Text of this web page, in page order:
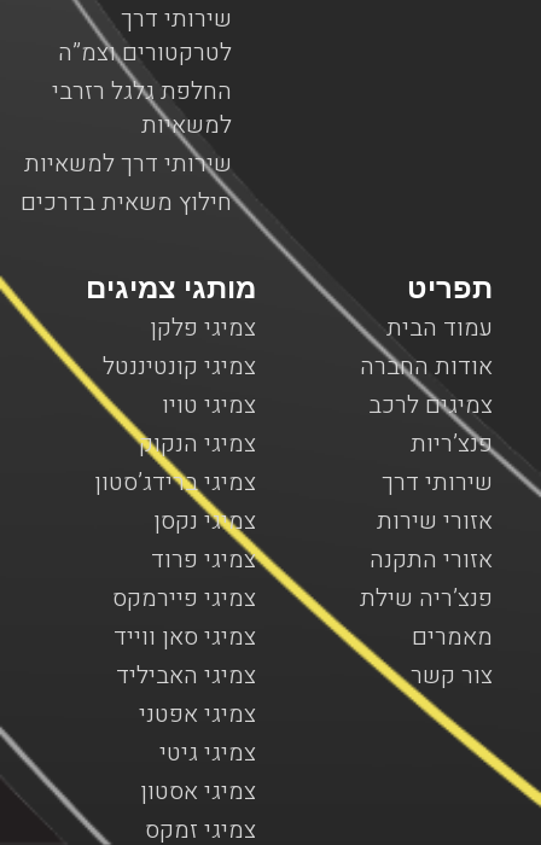
שירותי דרך
לטרקטורים וצמ”ה
החלפת גלגל רזרבי
למשאיות
שירותי דרך למשאיות
חילוץ משאית בדרכים
מותגי צמיגים
צמיגי פלקן
צמיגי קונטיננטל
צמיגי טויו
צמיגי הנקוק
צמיגי ברידג’סטון
צמיגי נקסן
צמיגי פרוד
צמיגי פיירמקס
צמיגי סאן ווייד
צמיגי האביליד
צמיגי אפטני
צמיגי גיטי
צמיגי אסטון
צמיגי זמקס
תפריט
עמוד הבית
אודות החברה
צמיגים לרכב
פנצ’ריות
שירותי דרך
אזורי שירות
אזורי התקנה
פנצ’ריה שילת
מאמרים
צור קשר